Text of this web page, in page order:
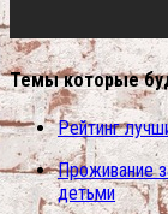
Темы которые
Рейтинг
Проживание
детьми